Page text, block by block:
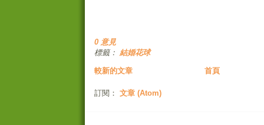
0 意見
標籤： 結婚花球
較新的文章 首頁
訂閱： 文章 (Atom)